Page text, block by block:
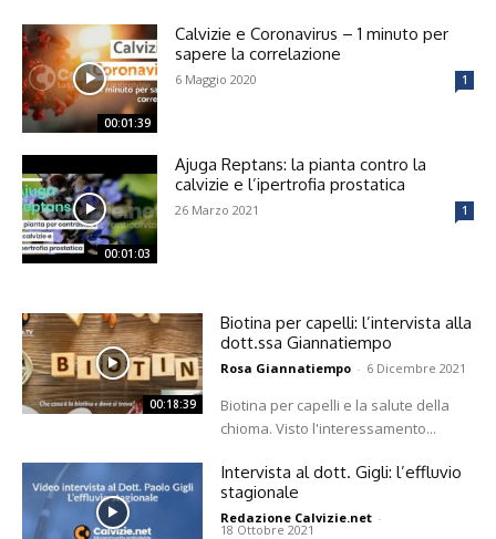
00:01:39
Calvizie e Coronavirus – 1 minuto per
sapere la correlazione
6 Maggio 2020 1
00:01:03
Ajuga Reptans: la pianta contro la
calvizie e l’ipertrofia prostatica
26 Marzo 2021 1
00:18:39
Biotina per capelli: l’intervista alla
dott.ssa Giannatiempo
Rosa Giannatiempo - 6 Dicembre 2021
Biotina per capelli e la salute della
chioma. Visto l'interessamento...
Intervista al dott. Gigli: l’effluvio
stagionale
Redazione Calvizie.net -
18 Ottobre 2021